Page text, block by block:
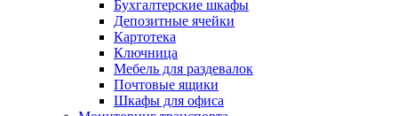
Бухгалтерские шкафы
Депозитные ячейки
Картотека
Ключница
Мебель для раздевалок
Почтовые ящики
Шкафы для офиса